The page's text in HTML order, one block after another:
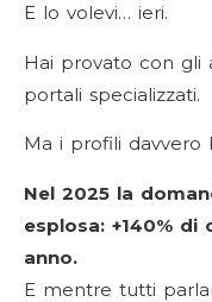
E lo volevi… ieri.
Hai provato con gli
portali specializzati.
Ma i profili davvero
Nel 2025 la
esplosa: +140%
anno.
E mentre tutti